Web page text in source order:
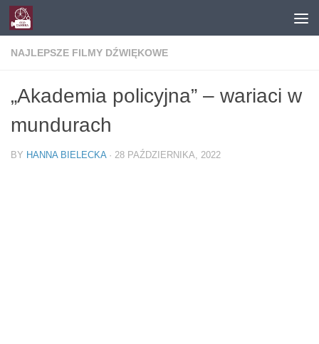
Skip to content
NAJLEPSZE FILMY DŹWIĘKOWE
„Akademia policyjna” – wariaci w
mundurach
BY HANNA BIELECKA · 28 PAŹDZIERNIKA, 2022